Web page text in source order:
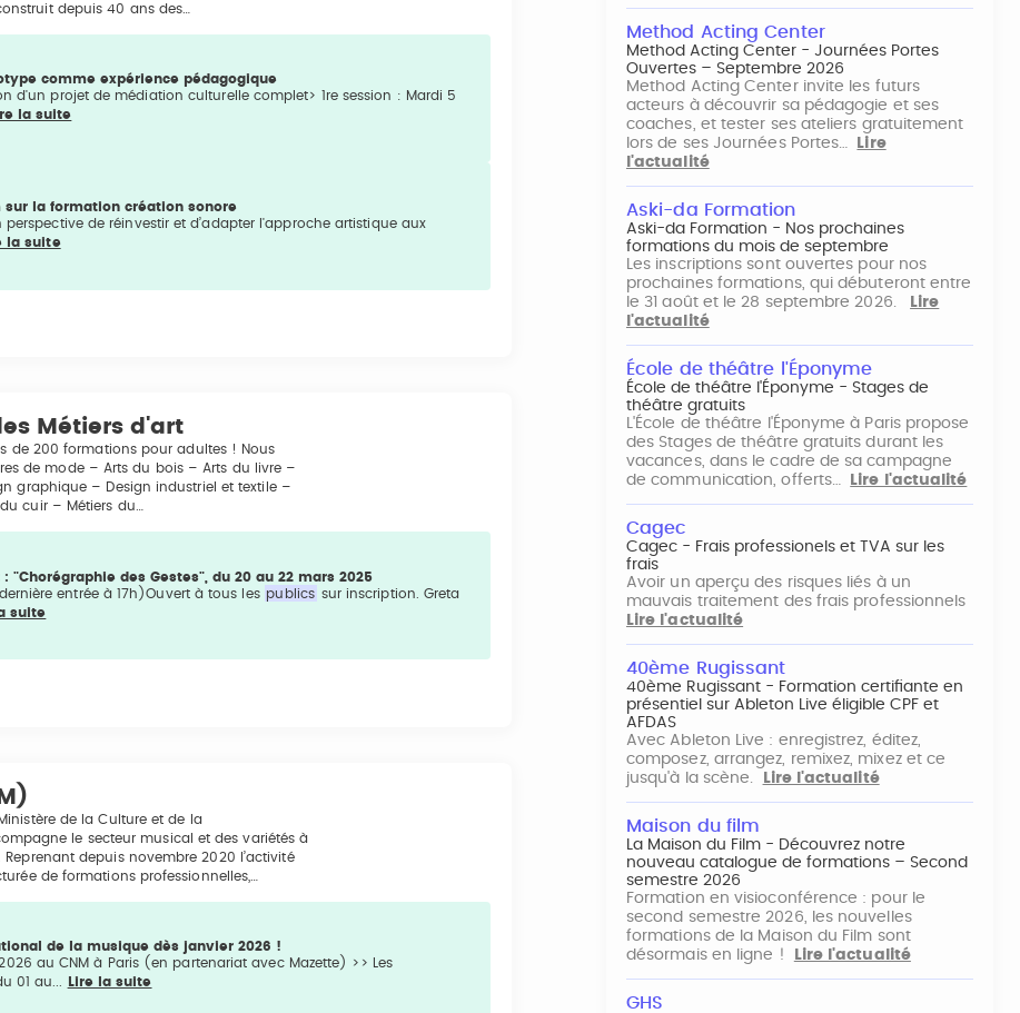
depuis 40 ans des…
comme expérience pédagogique
d'un projet de médiation culturelle complet> 1re session : Mardi 5
la suite
sur la formation création sonore
de réinvestir et d’adapter l'approche artistique aux
la suite
Métiers d'art
de 200 formations pour adultes ! Nous
de mode – Arts du bois – Arts du livre –
graphique – Design industriel et textile –
cuir – Métiers du…
"Chorégraphie des Gestes", du 20 au 22 mars 2025
entrée à 17h)Ouvert à tous les publics sur inscription. Greta
suite
de la Culture et de la
le secteur musical et des variétés à
depuis novembre 2020 l’activité
de formations professionnelles,…
de la musique dès janvier 2026 !
au CNM à Paris (en partenariat avec Mazette) >> Les
01 au... Lire la suite
Method Acting Center
Method Acting Center - Journées Portes
Ouvertes – Septembre 2026
Method Acting Center invite les futurs
acteurs à découvrir sa pédagogie et ses
coaches, et tester ses ateliers gratuitement
lors de ses Journées Portes…
Lire
l'actualité
Aski-da Formation
Aski-da Formation - Nos prochaines
formations du mois de septembre
Les inscriptions sont ouvertes pour nos
prochaines formations, qui débuteront entre
le 31 août et le 28 septembre 2026.
Lire
l'actualité
École de théâtre l'Éponyme
École de théâtre l'Éponyme - Stages de
théâtre gratuits
L'École de théâtre l'Éponyme à Paris propose
des Stages de théâtre gratuits durant les
vacances, dans le cadre de sa campagne
de communication, offerts…
Lire l'actualité
Cagec
Cagec - Frais professionels et TVA sur les
frais
Avoir un aperçu des risques liés à un
mauvais traitement des frais professionnels
Lire l'actualité
40ème Rugissant
40ème Rugissant - Formation certifiante en
présentiel sur Ableton Live éligible CPF et
AFDAS
Avec Ableton Live : enregistrez, éditez,
composez, arrangez, remixez, mixez et ce
jusqu'à la scène.
Lire l'actualité
Maison du film
La Maison du Film - Découvrez notre
nouveau catalogue de formations – Second
semestre 2026
Formation en visioconférence : pour le
second semestre 2026, les nouvelles
formations de la Maison du Film sont
désormais en ligne !
Lire l'actualité
GHS